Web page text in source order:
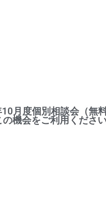
月度個別相談会（無
機会をご利用ください